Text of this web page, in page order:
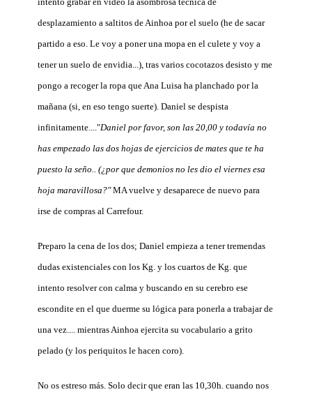
desplazamiento a saltitos de Ainhoa por el suelo (he de sacar
partido a eso. Le voy a poner una mopa en el culete y voy a
tener un suelo de envidia...), tras varios cocotazos desisto y me
pongo a recoger la ropa que Ana Luisa ha planchado por la
mañana (si, en eso tengo suerte). Daniel se despista
infinitamente...."Daniel por favor, son las 20,00 y todavía no
has empezado las dos hojas de ejercicios de mates que te ha
puesto la seño.. (¿por que demonios no les dio el viernes esa
hoja maravillosa?"MA vuelve y desaparece de nuevo para
irse de compras al Carrefour.
Preparo la cena de los dos; Daniel empieza a tener tremendas
dudas existenciales con los Kg. y los cuartos de Kg. que
intento resolver con calma y buscando en su cerebro ese
escondite en el que duerme su lógica para ponerla a trabajar de
una vez.... mientras Ainhoa ejercita su vocabulario a grito
pelado (y los periquitos le hacen coro).
No os estreso más. Solo decir que eran las 10,30h. cuando nos